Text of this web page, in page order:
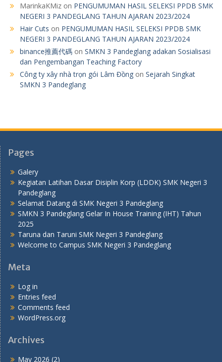
MarinkaKMiz on PENGUMUMAN HASIL SELEKSI PPDB SMK
NEGERI 3 PANDEGLANG TAHUN AJARAN 2023/2024
Hair Cuts on PENGUMUMAN HASIL SELEKSI PPDB SMK
NEGERI 3 PANDEGLANG TAHUN AJARAN 2023/2024
binance推薦代碼 on SMKN 3 Pandeglang adakan Sosialisasi
dan Pengembangan Teaching Factory
Công ty xây nhà trọn gói Lâm Đồng on Sejarah Singkat
SMKN 3 Pandeglang
Pages
Galery
Kegiatan Latihan Dasar Disiplin Korp (LDDK) SMK Negeri 3
Pandeglang
Selamat Datang di SMK Negeri 3 Pandeglang
SMKN 3 Pandeglang Gelar In House Training (IHT) Tahun
2025
Taruna dan Taruni SMK Negeri 3 Pandeglang
Welcome to Campus SMK Negeri 3 Pandeglang
Meta
Log in
Entries feed
Comments feed
WordPress.org
Archives
May 2026 (2)